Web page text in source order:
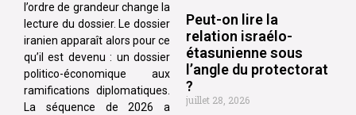
l’ordre de grandeur change la
lecture du dossier. Le dossier
iranien apparaît alors pour ce
qu’il est devenu : un dossier
politico-économique aux
ramifications diplomatiques.
La séquence de 2026 a
Peut-on lire la
relation israélo-
étasunienne sous
l’angle du protectorat
?
juillet 28, 2026